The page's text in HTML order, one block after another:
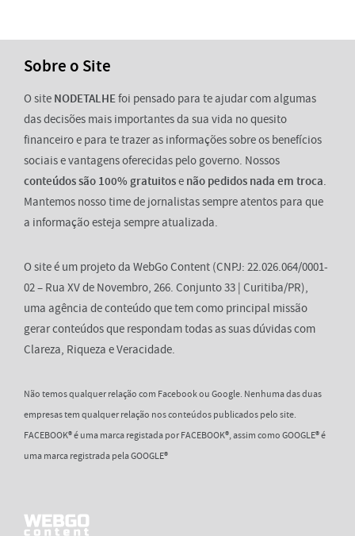
Sobre o Site
O site NODETALHEfoi pensado para te ajudar com algumas
das decisões mais importantes da sua vida no quesito
financeiro e para te trazer as informações sobre os benefícios
sociais e vantagens oferecidas pelo governo. Nossos
conteúdos são 100% gratuitose não pedidos nada em troca.
Mantemos nosso time de jornalistas sempre atentos para que
a informação esteja sempre atualizada.
O site é um projeto da WebGo Content (CNPJ: 22.026.064/0001-
02 – Rua XV de Novembro, 266. Conjunto 33 | Curitiba/PR),
uma agência de conteúdo que tem como principal missão
gerar conteúdos que respondam todas as suas dúvidas com
Clareza, Riqueza e Veracidade.
Não temos qualquer relação com Facebook ou Google. Nenhuma das duas
empresas tem qualquer relação nos conteúdos publicados pelo site.
FACEBOOK® é uma marca registada por FACEBOOK®, assim como GOOGLE® é
uma marca registrada pela GOOGLE®